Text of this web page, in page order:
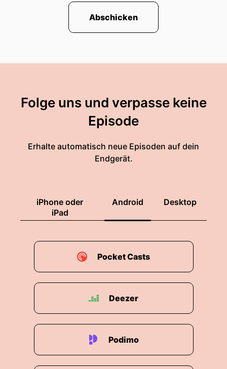
Abschicken
Folge uns und verpasse keine
Episode
Erhalte automatisch neue Episoden auf dein
Endgerät.
iPhone oder
iPad
Android Desktop
Pocket Casts
Deezer
Podimo